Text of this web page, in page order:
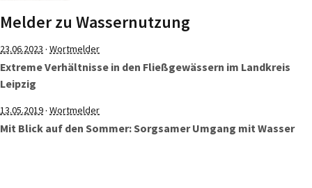
Melder zu Wassernutzung
23.06.2023 · Wortmelder
Extreme Verhältnisse in den Fließgewässern im Landkreis
Leipzig
13.05.2019· Wortmelder
Mit Blick auf den Sommer: Sorgsamer Umgang mit Wasser